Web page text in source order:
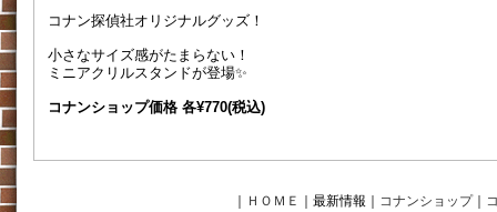
コナン探偵社オリジナルグッズ！
小さなサイズ感がたまらない！
ミニアクリルスタンドが登場✨
コナンショップ価格 各¥770(税込)
ＨＯＭＥ ｜最新情報 コナンショップ｜